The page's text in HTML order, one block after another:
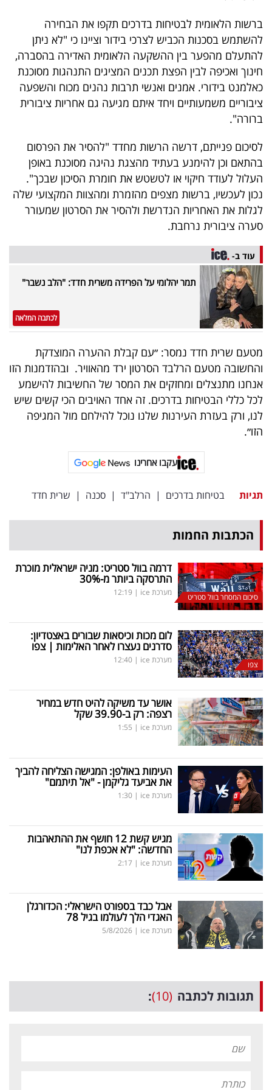
באייס
עקבו
אחרינו:
ברשות הלאומית לבטיחות בדרכים תקפו את הבחירה
להשתמש בסכנות הכביש לצרכי בידור וציינו כי "לא ניתן
להתעלם מהפער בין ההשקעה הלאומית האדירה בהסברה,
חינוך ואכיפה לבין הפצת תכנים המציגים התנהגות מסוכנת
כאלמנט בידורי. אמנים ואנשי תרבות נהנים מכוח והשפעה
ציבוריים משמעותיים ויחד איתם מגיעה גם אחריות ציבורית
ברורה".
לסיכום פנייתם, דרשה הרשות מחדד "להסיר את הפרסום
בהתאם וכן להימנע בעתיד מהצגת נהיגה מסוכנת באופן
העלול לעודד חיקוי או לטשטש את חומרת הסיכון שבכך".
נכון לעכשיו, ברשות מצפים מהזמרת ומהצוות המקצועי שלה
לגלות את האחריות הנדרשת ולהסיר את הסרטון שמעורר
סערה ציבורית נרחבת.
עוד ב-
תמר יהלומי על הפרידה משרית חדד: "הלב נשבר"
לכתבה המלאה
מטעם שרית חדד נמסר: ״עם קבלת ההערה המוצדקת
והחשובה מטעם הרלבד הסרטון ירד מהאוויר. ובהזדמנות הזו
אנחנו מתנצלים ומחזקים את המסר של החשיבות להישמע
לכל כללי הבטיחות בדרכים. זה אחד האויבים הכי קשים שיש
לנו, ורק בעזרת העירנות שלנו נוכל להילחם מול המגיפה
הזו״.
עקבו אחרינו
תגיות בטיחות בדרכים | הרלב"ד | סכנה | שרית חדד
הכתבות החמות
סיכום המסחר בוול סטריט
דרמה בוול סטריט: מניה ישראלית מוכרת
התרסקה ביותר מ-30%
מערכת ice |
12:19
צפו
לום מכות וכיסאות שבורים באצטדיון:
סדרנים נעצרו לאחר האלימות | צפו
מערכת ice |
12:40
אושר עד משיקה להיט חדש במחיר
רצפה: רק ב-39.90 שקל
מערכת ice |
1:55
העימות באולפן: המגישה הצליחה להביך
את אביעד גליקמן - "אל תיתמם"
מערכת ice |
1:30
מגיש קשת 12 חושף את ההתאהבות
החדשה: "לא אכפת לנו"
מערכת ice |
2:17
אבל כבד בספורט הישראלי: הכדורגלן
האגדי הלך לעולמו בגיל 78
מערכת ice |
5/8/2026
תגובות לכתבה (10)
: